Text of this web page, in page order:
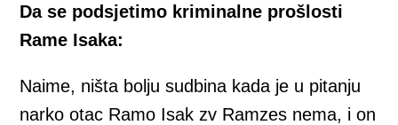
Da se podsjetimo kriminalne prošlosti
Rame Isaka:
Naime, ništa bolju sudbina kada je u pitanju
narko otac Ramo Isak zv Ramzes nema, i on